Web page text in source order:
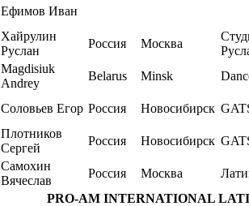
Ефимов Иван
Хайрулин
Руслан
Россия Москва
Magdisiuk
Andrey
Belarus Minsk
Соловьев Егор Россия Новосибирск
Плотников
Сергей
Россия Новосибирск
Самохин
Вячеслав
Россия Москва
PRO-AM INTERNATIONAL